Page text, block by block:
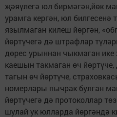
җәяүлегә юл бирмәгән,йөк
урамга кергән, юл билгесенә
язылмаган килеш йөргән,
йөртүчегә дә штрафлар
дөрес урыннан чыкмаган
каешын такмаган өч
тагын өч йөртүче,
номерлары пычрак булган
йөртүчегә дә протоколлар
шулай ук юлларда йөргәндә